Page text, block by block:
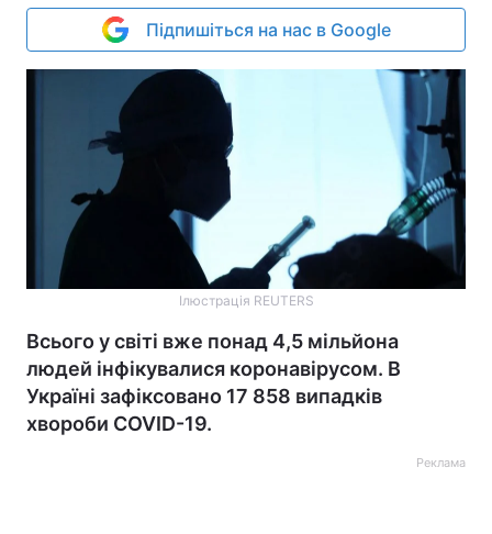
Підпишіться на нас в Google
Ілюстрація REUTERS
Всього у світі вже понад 4,5 мільйона
людей інфікувалися коронавірусом. В
Україні зафіксовано 17 858 випадків
хвороби COVID-19.
Реклама